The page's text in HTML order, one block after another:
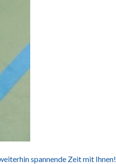
spannende Zeit mit Ihnen!